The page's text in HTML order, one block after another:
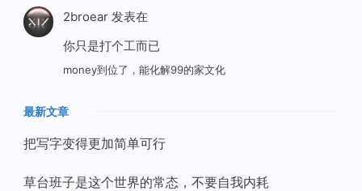
2broear发表在
你只是打个工而已
money到位了，能化解99的家文化
最新文章
把写字变得更加简单可行
草台班子是这个世界的常态，不要自我内耗